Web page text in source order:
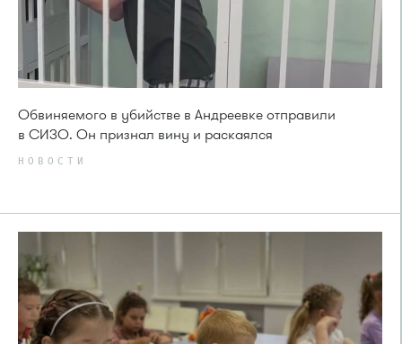
Обвиняемого в убийстве в Андреевке отправили
в СИЗО. Он признал вину и раскаялся
НОВОСТИ